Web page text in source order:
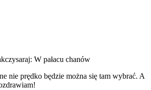
W pałacu chanów
nie prędko będzie można się tam wybrać. A